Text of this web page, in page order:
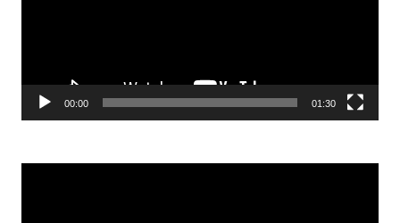
00:00 01:30
Odtwarzacz